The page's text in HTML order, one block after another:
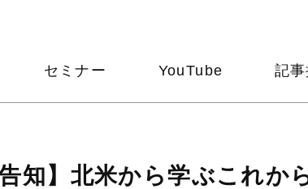
セミナー YouTube 記
知】 北米から学ぶこれか